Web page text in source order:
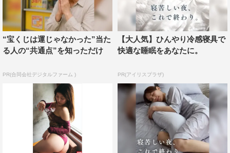
“宝くじは運じゃなかった”当た
る人の“共通点”を知っただけ
PR(合同会社デジタルファーム )
【大人気】ひんやり冷感寝具で
快適な睡眠をあなたに。
PR(アイリスプラザ)